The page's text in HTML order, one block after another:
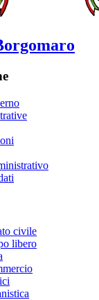
civile
libero